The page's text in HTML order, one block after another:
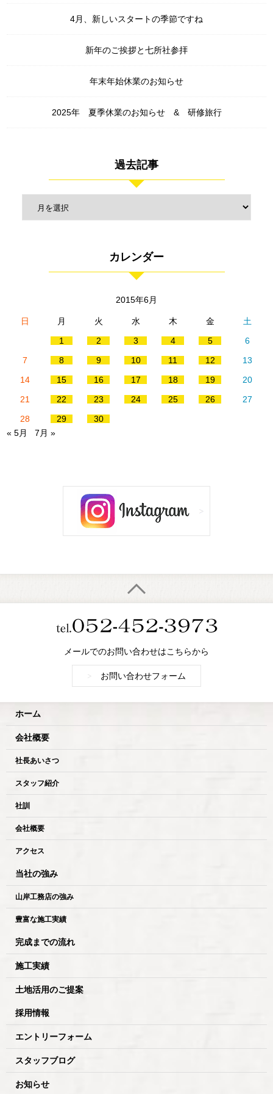
4月、新しいスタートの季節ですね
新年のご挨拶と七所社参拝
年末年始休業のお知らせ
2025年 夏季休業のお知らせ & 研修旅行
過去記事
カレンダー
2015年6月
日 月 火 水 木 金
土
1
2 3 4 5
6
7
8 9 10 11 12
13
14
15 16 17 18 19
20
21
22 23 24 25 26
27
28
29
30
« 5月
7月 »
メールでのお問い合わせはこちらから
お問い合わせフォーム
ホーム
会社概要
社長あいさつ
スタッフ紹介
社訓
会社概要
アクセス
当社の強み
山岸工務店の強み
豊富な施工実績
完成までの流れ
施工実績
土地活用のご提案
採用情報
エントリーフォーム
スタッフブログ
お知らせ